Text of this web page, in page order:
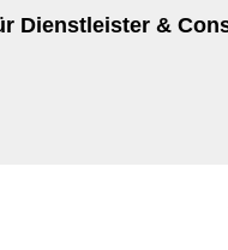
Dienstleister &